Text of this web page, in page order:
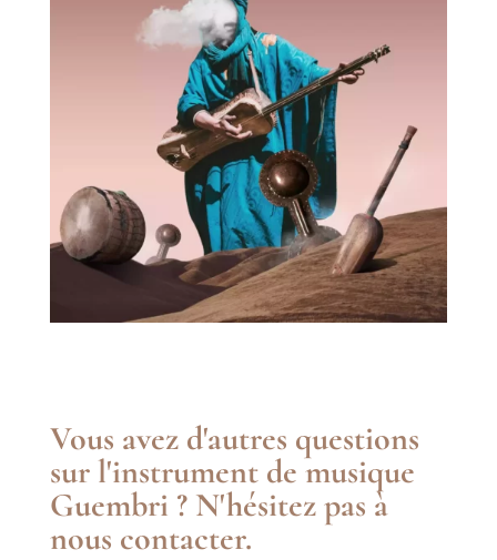
Vous avez d'autres questions
sur l'instrument de musique
Guembri ? N'hésitez pas à
nous contacter.